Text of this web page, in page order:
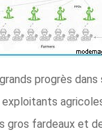
progrès
gros fardeaux et